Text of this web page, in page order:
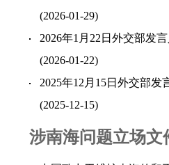
(2026-01-29)
2026年1月22日外交部发
(2026-01-22)
2025年12月15日外交部
(2025-12-15)
涉南海问题立场文